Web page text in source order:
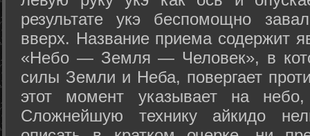
результате укэ беспомощно
вверх. Название приема содержит
«Небо — Земля — Человек», в
силы Земли и Неба, повергает
этот момент указывает на
Сложнейшую технику айкидо